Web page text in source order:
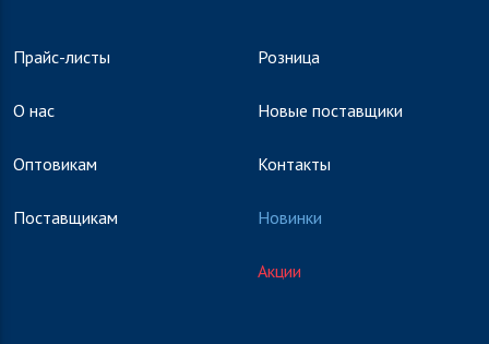
Прайс-листы
О нас
Оптовикам
Поставщикам
Розница
Новые поставщики
Контакты
Новинки
Акции